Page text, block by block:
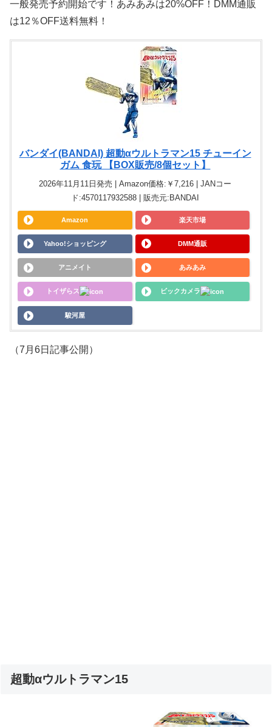
一般発売予約開始です！あみあみは20%OFF！DMM通販
は12％OFF送料無料！
バンダイ(BANDAI) 超動αウルトラマン15 チューイン
ガム 食玩 【BOX販売/8個セット】
2026年11月11日発売 | Amazon価格:￥7,216 | JANコー
ド:4570117932588 | 販売元:BANDAI
Amazon 楽天市場
Yahoo!ショッピング DMM通販
アニメイト あみあみ
トイザらス ビックカメラ
駿河屋
（7月6日記事公開）
超動αウルトラマン15